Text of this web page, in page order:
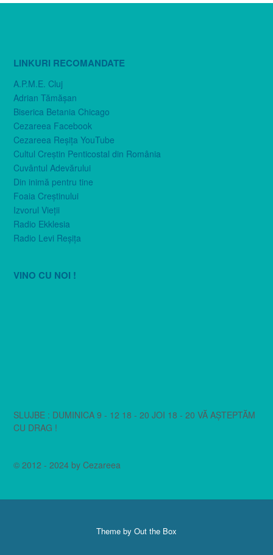
LINKURI RECOMANDATE
A.P.M.E. Cluj
Adrian Tămăşan
Biserica Betania Chicago
Cezareea Facebook
Cezareea Reşiţa YouTube
Cultul Creştin Penticostal din România
Cuvântul Adevărului
Din inimă pentru tine
Foaia Creştinului
Izvorul Vieţii
Radio Ekklesia
Radio Levi Reşiţa
VINO CU NOI !
SLUJBE : DUMINICA 9 - 12 18 - 20 JOI 18 - 20 VĂ AȘTEPTĂM
CU DRAG !
© 2012 - 2024 by Cezareea
Theme by Out the Box